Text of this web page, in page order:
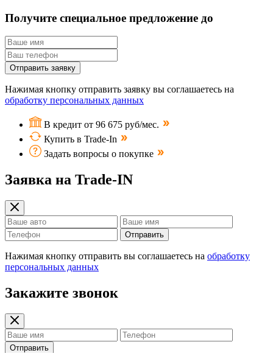
Получите специальное предложение до
Отправить заявку
Нажимая кнопку отправить заявку вы соглашаетесь на
обработку персональных данных
В кредит от 96 675 руб/мес.
Купить в Trade-In
Задать вопросы о покупке
Заявка на Trade-IN
Отправить
Нажимая кнопку отправить вы соглашаетесь на обработку
персональных данных
Закажите звонок
Отправить